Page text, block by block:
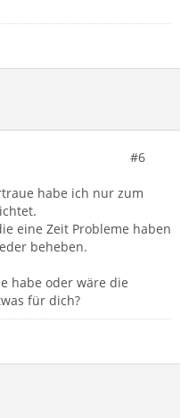
#6
habe ich nur zum
eine Zeit Probleme haben
beheben.
habe oder wäre die
für dich?